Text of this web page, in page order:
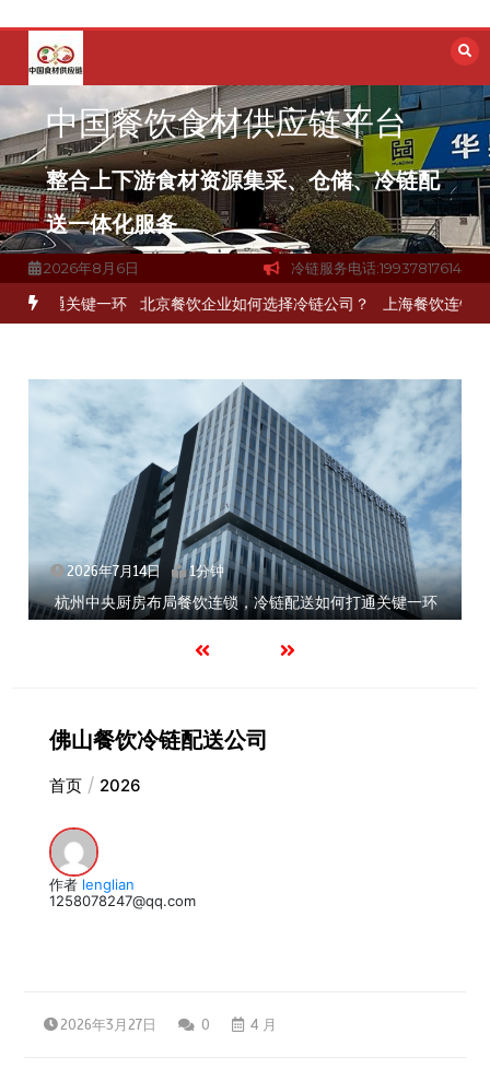
容
中国餐饮食材供应链平台
整合上下游食材资源集采、仓储、冷链配
送一体化服务
2026年8月6日 冷链服务电话:19937817614
通关键一环 北京餐饮企业如何选择冷链公司？ 上海餐饮连锁加速，
2026年7月14日 1分钟
杭州中央厨房布局餐饮连锁，冷链配送如何打通关键一环
佛山餐饮冷链配送公司
首页 2026
作者 lenglian
1258078247@qq.com
2026年3月27日 0 4 月